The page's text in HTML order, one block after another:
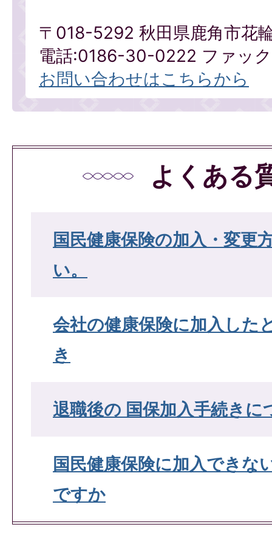
〒018-5292 秋田県鹿角市花
電話:0186-30-0222 ファッ
お問い合わせはこちらから
よくある
国民健康保険の加入・変更
い。
会社の健康保険に加入した
き
退職後の 国保加入手続きに
国民健康保険に加入できな
ですか